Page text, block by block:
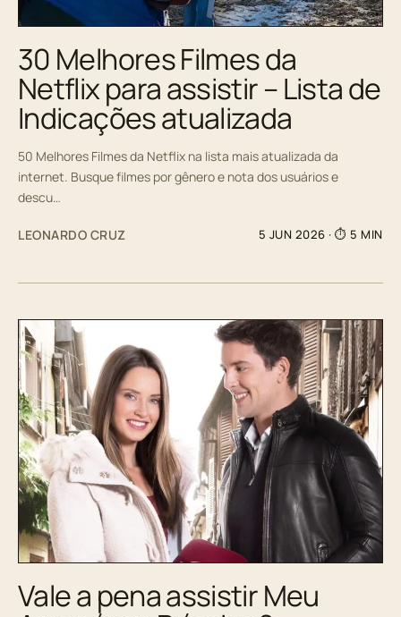
30 Melhores Filmes da
Netflix para assistir – Lista de
Indicações atualizada
50 Melhores Filmes da Netflix na lista mais atualizada da
internet. Busque filmes por gênero e nota dos usuários e
descu…
LEONARDO CRUZ 5 JUN 2026 · ⏱ 5 MIN
Vale a pena assistir Meu